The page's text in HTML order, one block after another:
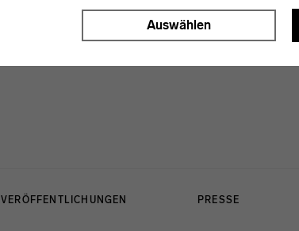
Auswählen
VERÖFFENTLICHUNGEN PRESSE